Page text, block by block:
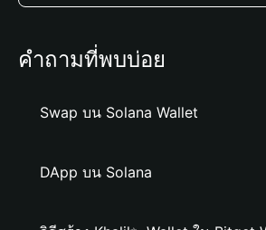
คำถามที่พบบ่อย
Swap บน Solana Wallet
DApp บน Solana